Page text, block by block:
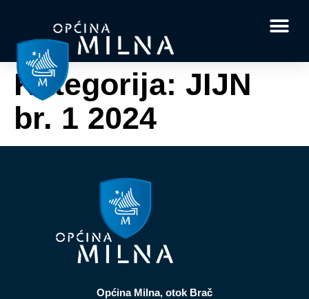
Kategorija: JIJN
br. 1 2024
Općina Milna, otok Brač